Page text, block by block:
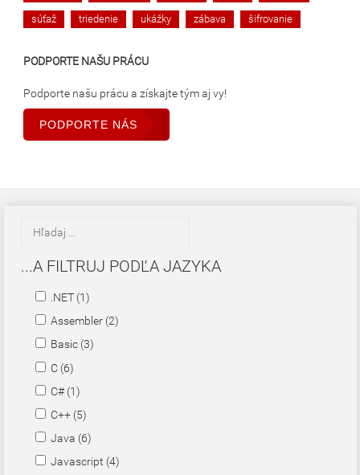
súťaž triedenie ukážky zábava šifrovanie
PODPORTE NAŠU PRÁCU
Podporte našu prácu a získajte tým aj vy!
PODPORTE NÁS
...A FILTRUJ PODĽA JAZYKA
.NET (1)
Assembler (2)
Basic (3)
C (6)
C# (1)
C++ (5)
Java (6)
Javascript (4)